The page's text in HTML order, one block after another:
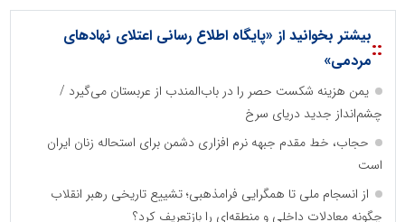
::بیشتر بخوانید از «پایگاه اطلاع رسانی اعتلای نهادهای
مردمی»
یمن هزینه شکست حصر را در باب‌المندب از عربستان می‌گیرد /
چشم‌انداز جدید دریای سرخ
حجاب، خط مقدم جبهه نرم افزاری دشمن برای استحاله زنان ایران
است
از انسجام ملی تا همگرایی فرامذهبی؛ تشییع تاریخی رهبر انقلاب
چگونه معادلات داخلی و منطقه‌ای را بازتعریف کرد؟